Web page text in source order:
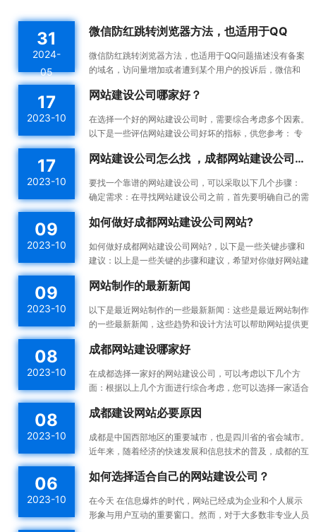
31
2024-
05
微信防红跳转浏览器方法，也适用于QQ
微信防红跳转浏览器方法，也适用于QQ问题描述没有备案
的域名，访问量增加或者遭到某个用户的投诉后，微信和
单。这...
17
2023-10
网站建设公司哪家好？
在选择一个好的网站建设公司时，需要综合考虑多个因素。
以下是一些评估网站建设公司好坏的指标，供您参考： 专
17
2023-10
网站建设公司怎么找 ，成都网站建设公司做网站靠谱吗
要找一个靠谱的网站建设公司，可以采取以下几个步骤：
确定需求：在寻找网站建设公司之前，首先要明确自己的需
09
2023-10
如何做好成都网站建设公司网站?
如何做好成都网站建设公司网站?，以下是一些关键步骤和
建议：以上是一些关键的步骤和建议，希望对你做好网站建
你的...
09
2023-10
网站制作的最新新闻
以下是最近网站制作的一些最新新闻：这些是最近网站制作
的一些最新新闻，这些趋势和设计方法可以帮助网站提供更
计：...
08
2023-10
成都网站建设哪家好
在成都选择一家好的网站建设公司，可以考虑以下几个方
面：根据以上几个方面进行综合考虑，您可以选择一家适合
公司进...
08
2023-10
成都建设网站必要原因
成都是中国西部地区的重要城市，也是四川省的省会城市。
近年来，随着经济的快速发展和信息技术的普及，成都的互
引更...
06
2023-10
如何选择适合自己的网站建设公司？
在今天 在信息爆炸的时代，网站已经成为企业和个人展示
形象与用户互动的重要窗口。然而，对于大多数非专业人员